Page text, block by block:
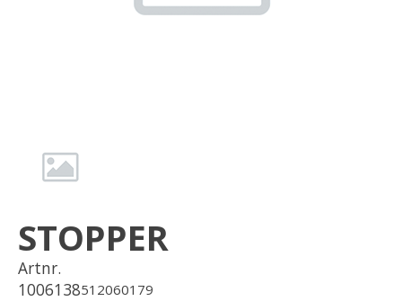
STOPPER
Artnr.
1006138512060179